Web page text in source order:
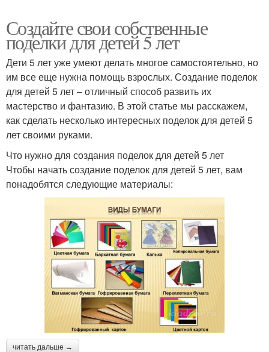
Создайте свои собственные
поделки для детей 5 лет
Дети 5 лет уже умеют делать многое самостоятельно, но
им все еще нужна помощь взрослых. Создание поделок
для детей 5 лет – отличный способ развить их
мастерство и фантазию. В этой статье мы расскажем,
как сделать несколько интересных поделок для детей 5
лет своими руками.
Что нужно для создания поделок для детей 5 лет
Чтобы начать создание поделок для детей 5 лет, вам
понадобятся следующие материалы:
читать дальше →